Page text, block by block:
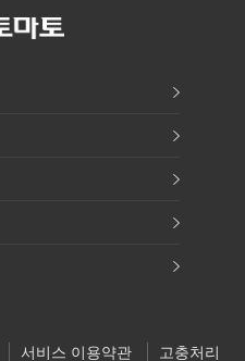
서비스 이용약관 고충처리